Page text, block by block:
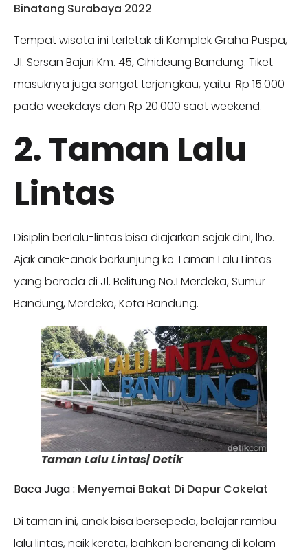
Binatang Surabaya 2022
Tempat wisata ini terletak di Komplek Graha Puspa,
Jl. Sersan Bajuri Km. 45, Cihideung Bandung. Tiket
masuknya juga sangat terjangkau, yaitu Rp 15.000
pada weekdays dan Rp 20.000 saat weekend.
2. Taman Lalu
Lintas
Disiplin berlalu-lintas bisa diajarkan sejak dini, lho.
Ajak anak-anak berkunjung ke Taman Lalu Lintas
yang berada di Jl. Belitung No.1 Merdeka, Sumur
Bandung, Merdeka, Kota Bandung.
Taman Lalu Lintas| Detik
Baca Juga : Menyemai Bakat Di Dapur Cokelat
Di taman ini, anak bisa bersepeda, belajar rambu
lalu lintas, naik kereta, bahkan berenang di kolam